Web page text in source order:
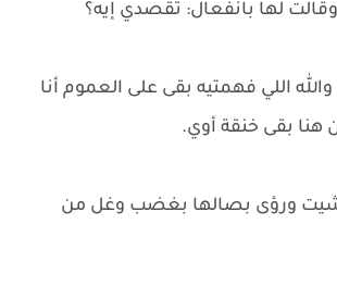
لها بانفعال: تقصدي إيه؟
والله اللي فهمتيه بقى على العموم أنا
هنا بقى خنقة أوي.
ورؤى بصالها بغضب وغل من